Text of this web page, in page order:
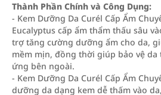
Thành Phần Chính và Công Dụng:
- Kem Dưỡng Da Curél Cấp Ẩm
Eucalyptus cấp ẩm thẩm thấu sâu
trợ tăng cường dưỡng ẩm cho da,
mềm mịn, đồng thời giúp bảo vệ da
ứng bên ngoài.
- Kem Dưỡng Da Curél Cấp Ẩm
dưỡng da dạng kem dễ thấm vào